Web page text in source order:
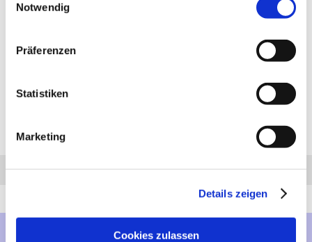
Notwendig
Präferenzen
Statistiken
Marketing
Details zeigen
Cookies zulassen
AMG ML63
AMG S 63 E
Anfrage Anrufen AHK-Finder